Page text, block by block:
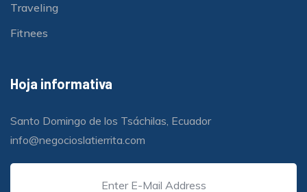
Traveling
Fitnees
Hoja informativa
Santo Domingo de los Tsáchilas, Ecuador
info@negocioslatierrita.com